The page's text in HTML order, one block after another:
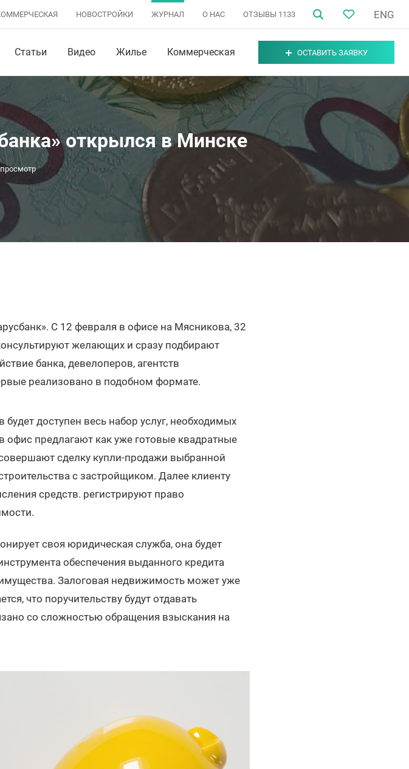
НОВОСТРОЙКИ ЖУРНАЛ О НАС ОТЗЫВЫ 1133 ENG
Статьи Видео Жилье Коммерческая ОСТАВИТЬ ЗАЯВКУ
открылся в Минске
просмотр
С 12 февраля в офисе на Мясникова, 32
желающих и сразу подбирают
банка, девелоперов, агентств
реализовано в подобном формате.
доступен весь набор услуг, необходимых
предлагают как уже готовые квадратные
сделку купли-продажи выбранной
с застройщиком. Далее клиенту
средств. регистрируют право
своя юридическая служба, она будет
обеспечения выданного кредита
Залоговая недвижимость может уже
что поручительству будут отдавать
со сложностью обращения взыскания на